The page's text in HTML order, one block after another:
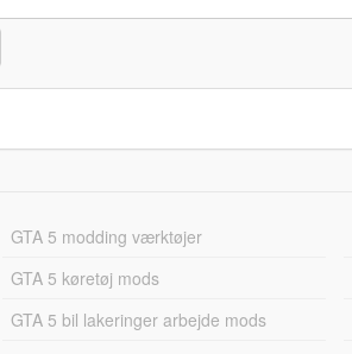
GTA 5 modding værktøjer
GTA 5 køretøj mods
GTA 5 bil lakeringer arbejde mods